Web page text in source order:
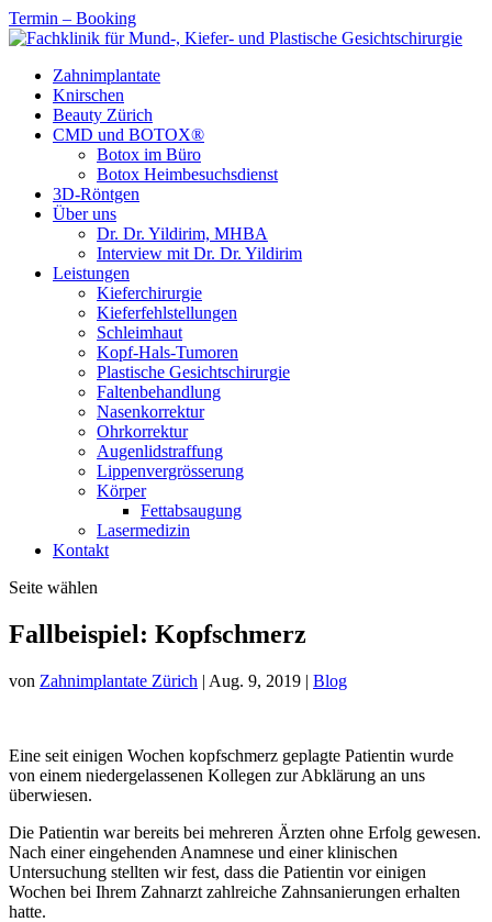
Termin – Booking
Zahnimplantate
Knirschen
Beauty Zürich
CMD und BOTOX®
Botox im Büro
Botox Heimbesuchsdienst
3D-Röntgen
Über uns
Dr. Dr. Yildirim, MHBA
Interview mit Dr. Dr. Yildirim
Leistungen
Kieferchirurgie
Kieferfehlstellungen
Schleimhaut
Kopf-Hals-Tumoren
Plastische Gesichtschirurgie
Faltenbehandlung
Nasenkorrektur
Ohrkorrektur
Augenlidstraffung
Lippenvergrösserung
Körper
Fettabsaugung
Lasermedizin
Kontakt
Seite wählen
Fallbeispiel: Kopfschmerz
von Zahnimplantate Zürich | Aug. 9, 2019 | Blog
Eine seit einigen Wochen kopfschmerz geplagte Patientin wurde
von einem niedergelassenen Kollegen zur Abklärung an uns
überwiesen.
Die Patientin war bereits bei mehreren Ärzten ohne Erfolg gewesen.
Nach einer eingehenden Anamnese und einer klinischen
Untersuchung stellten wir fest, dass die Patientin vor einigen
Wochen bei Ihrem Zahnarzt zahlreiche Zahnsanierungen erhalten
hatte.